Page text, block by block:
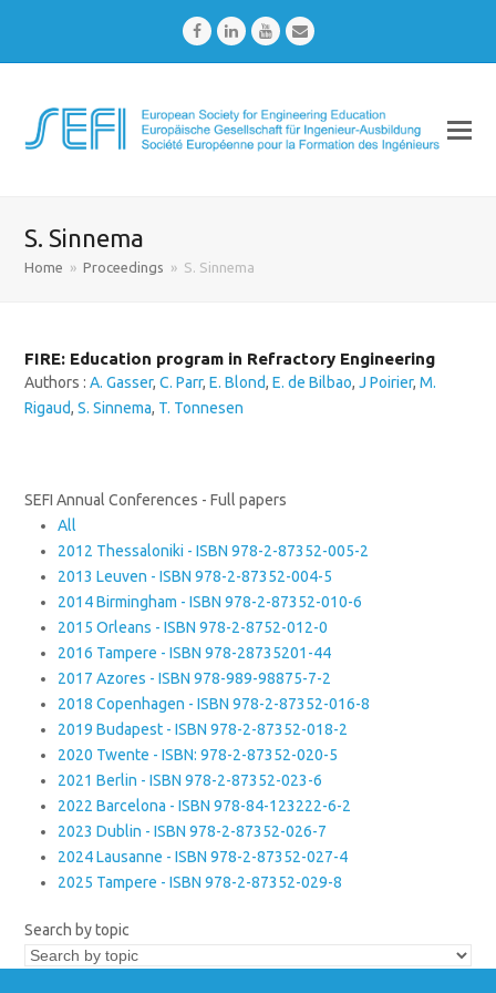
FacebookLinkedInYoutubeEmail
S. Sinnema
Home » Proceedings » S. Sinnema
FIRE: Education program in Refractory Engineering
Authors :A. Gasser,C. Parr,E. Blond,E. de Bilbao,J Poirier,M.
Rigaud,S. Sinnema, T. Tonnesen
SEFI Annual Conferences - Full papers
All
2012 Thessaloniki - ISBN 978-2-87352-005-2
2013 Leuven - ISBN 978-2-87352-004-5
2014 Birmingham - ISBN 978-2-87352-010-6
2015 Orleans - ISBN 978-2-8752-012-0
2016 Tampere - ISBN 978-28735201-44
2017 Azores - ISBN 978-989-98875-7-2
2018 Copenhagen - ISBN 978-2-87352-016-8
2019 Budapest - ISBN 978-2-87352-018-2
2020 Twente - ISBN: 978-2-87352-020-5
2021 Berlin - ISBN 978-2-87352-023-6
2022 Barcelona - ISBN 978-84-123222-6-2
2023 Dublin - ISBN 978-2-87352-026-7
2024 Lausanne - ISBN 978-2-87352-027-4
2025 Tampere - ISBN 978-2-87352-029-8
Search by topic